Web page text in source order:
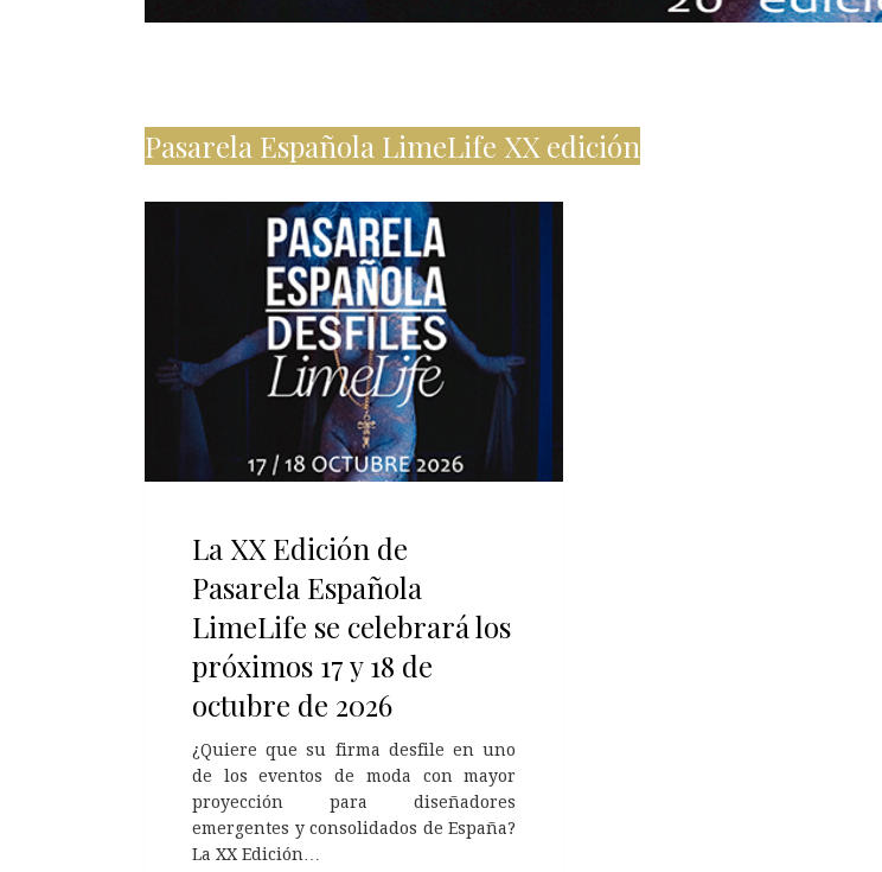
Pasarela Española LimeLife XX edición
La XX Edición de
Pasarela Española
LimeLife se celebrará los
próximos 17 y 18 de
octubre de 2026
¿Quiere que su firma desfile en uno
de los eventos de moda con mayor
proyección para diseñadores
emergentes y consolidados de España?
La XX Edición…